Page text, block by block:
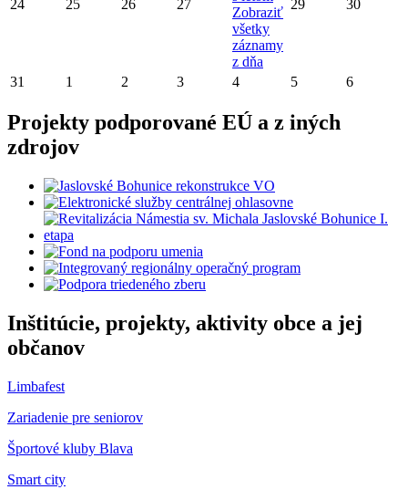
24 25 26 27
Zobraziť
všetky
záznamy
z dňa
29 30
31 1 2 3 4 5 6
Projekty podporované EÚ a z iných
zdrojov
Inštitúcie, projekty, aktivity obce a jej
občanov
Limbafest
Zariadenie pre seniorov
Športové kluby Blava
Smart city